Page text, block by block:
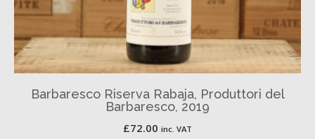
Barbaresco Riserva Rabaja, Produttori del
Barbaresco, 2019
£72.00 inc. VAT